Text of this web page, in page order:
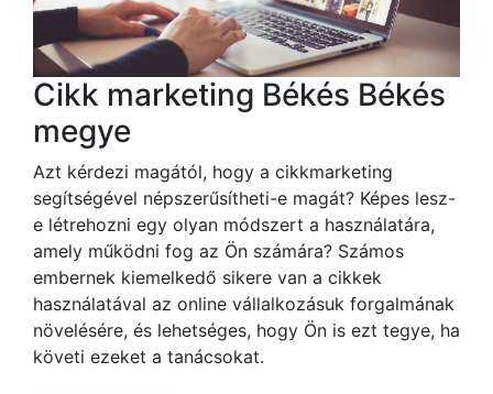
Cikk marketing Békés Békés
megye
Azt kérdezi magától, hogy a cikkmarketing
segítségével népszerűsítheti-e magát? Képes lesz-
e létrehozni egy olyan módszert a használatára,
amely működni fog az Ön számára? Számos
embernek kiemelkedő sikere van a cikkek
használatával az online vállalkozásuk forgalmának
növelésére, és lehetséges, hogy Ön is ezt tegye, ha
követi ezeket a tanácsokat.